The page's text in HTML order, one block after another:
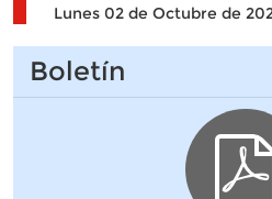
Lunes 02 de Octubre de
Boletín